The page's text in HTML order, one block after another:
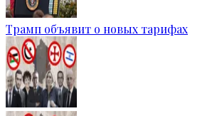
Трамп объявит о новых тарифах